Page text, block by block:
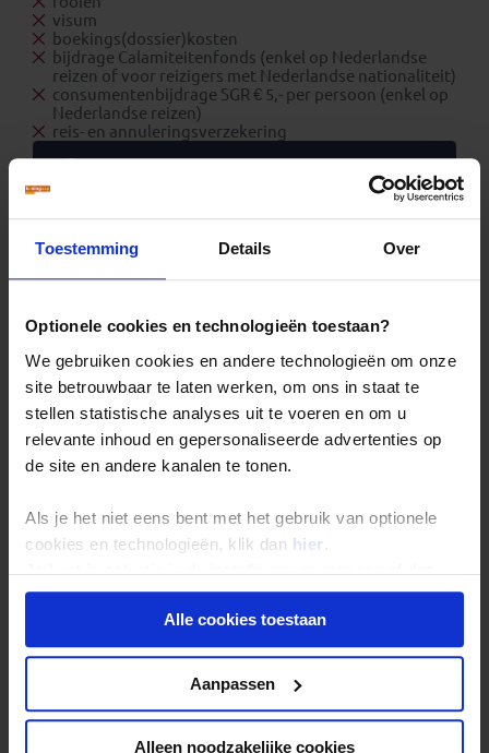
Toestemming Details Over
Optionele cookies en technologieën toestaan?
We gebruiken cookies en andere technologieën om onze
site betrouwbaar te laten werken, om ons in staat te
stellen statistische analyses uit te voeren en om u
relevante inhoud en gepersonaliseerde advertenties op
de site en andere kanalen te tonen.
Als je het niet eens bent met het gebruik van optionele
cookies en technologieën, klik dan hier .
Je kunt je selectie in de instellingen aanpassen of deze
onder aan de pagina op elk gewenst moment voor de
toekomst wijzigen.Alle cookies toestaan
Aanpassen
Alleen noodzakelijke cookies
visum
boekings(dossier)kosten
bijdrage Calamiteitenfonds (enkel op Nederlandse
reizen of voor reizigers met Nederlandse nationaliteit)
consumentenbijdrage SGR € 5,- per persoon (enkel op
Nederlandse reizen)
reis- en annuleringsverzekering
Extra
Eenpersoonskamer vanaf: € 425,-
Local Impact Score
van deze reis:66 /
100
Wat houdt dit cijfer in?
Score van de positieve impact op de
bestemming